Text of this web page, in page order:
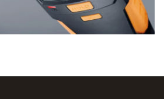
nos testes actuais:
de medição por LED,